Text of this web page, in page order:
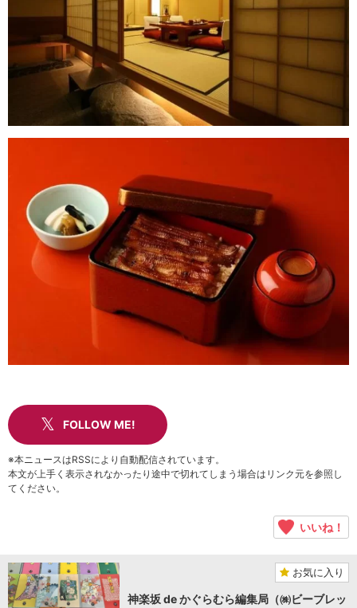
FOLLOW ME!
※本ニュースはRSSにより自動配信されています。
本文が上手く表示されなかったり途中で切れてしまう場合はリンク元を参照し
てください。
いいね！
お気に入り
神楽坂 de かぐらむら編集局（㈱ビーブレッ